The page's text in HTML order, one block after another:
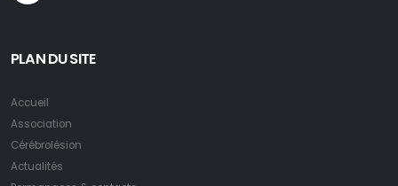
PLAN DU SITE
Accueil
Association
Cérébrolésion
Actualités